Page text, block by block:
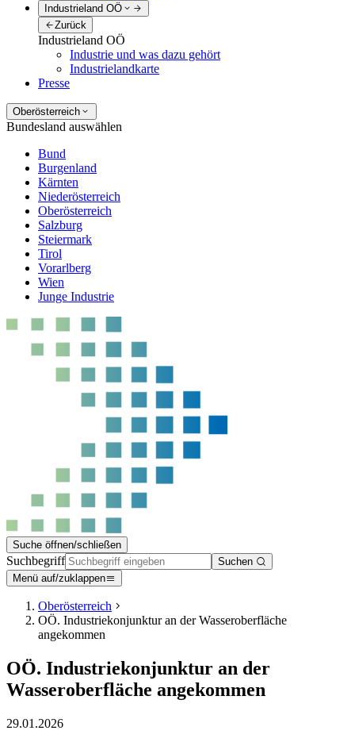
Industrieland OÖ
Zurück
Industrieland OÖ
Industrie und was dazu gehört
Industrielandkarte
Presse
Oberösterreich
Bundesland auswählen
Bund
Burgenland
Kärnten
Niederösterreich
Oberösterreich
Salzburg
Steiermark
Tirol
Vorarlberg
Wien
Junge Industrie
Suche öffnen/schließen
Suchbegriff
Suchen
Menü auf/zuklappen
Oberösterreich
OÖ. Industriekonjunktur an der Wasseroberfläche
angekommen
OÖ. Industriekonjunktur an der
Wasseroberfläche angekommen
29.01.2026